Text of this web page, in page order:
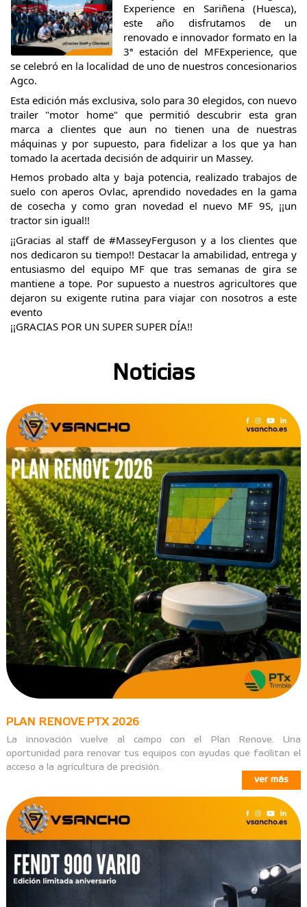
Experience en Sariñena(Huesca),
este año disfrutamos de un
renovado e innovador formato en la
3ª estación del MFExperience, que
se celebró en la localidad de uno de nuestros concesionarios
Agco.
Esta edición más exclusiva, solo para 30 elegidos, con nuevo
trailer "motor home" que permitió descubrir esta gran
marca a clientes que aun no tienen una de nuestras
máquinas y por supuesto, para fidelizar a los que ya han
tomado la acertada decisión de adquirir un Massey.
Hemos probado alta y baja potencia, realizado trabajos de
suelo con aperos Ovlac, aprendido novedades en la gama
de cosecha y como gran novedad el nuevo MF 9S, ¡¡un
tractor sin igual!!
¡¡Gracias al staff de#MasseyFerguson y a los clientes que
nos dedicaron su tiempo!! Destacar la amabilidad, entrega y
entusiasmo del equipo MF que tras semanas de gira se
mantiene a tope. Por supuesto a nuestros agricultores que
dejaron su exigente rutina para viajar con nosotros a este
evento
¡¡GRACIAS POR UN SUPER SUPER DÍA!!
Noticias
PLAN RENOVE PTX 2026
La innovación vuelve al campo con el Plan Renove. Una
oportunidad para renovar tus equipos con ayudas que facilitan el
acceso a la agricultura de precisión.
ver más